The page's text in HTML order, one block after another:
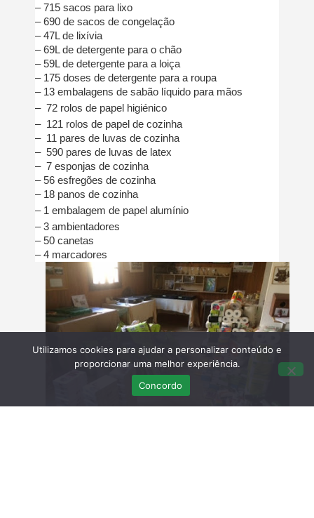
– 715 sacos para lixo
– 690 de sacos de congelação
– 47L de lixívia
– 69L de detergente para o chão
– 59L de detergente para a loiça
– 175 doses de detergente para a roupa
– 13 embalagens de sabão líquido para mãos
– 72 rolos de papel higiénico
– 121 rolos de papel de cozinha
– 11 pares de luvas de cozinha
– 590 pares de luvas de latex
– 7 esponjas de cozinha
– 56 esfregões de cozinha
– 18 panos de cozinha
– 1 embalagem de papel alumínio
– 3 ambientadores
– 50 canetas
– 4 marcadores
Utilizamos cookies para ajudar a personalizar conteúdo e
proporcionar uma melhor experiência.
Concordo